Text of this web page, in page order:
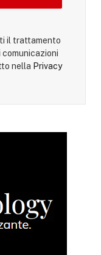
il trattamento
comunicazioni
nella Privacy